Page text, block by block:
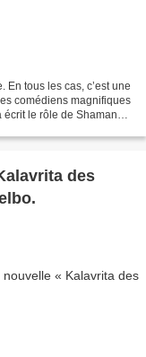
En tous les cas, c’est une
comédiens magnifiques
écrit le rôle de Shaman